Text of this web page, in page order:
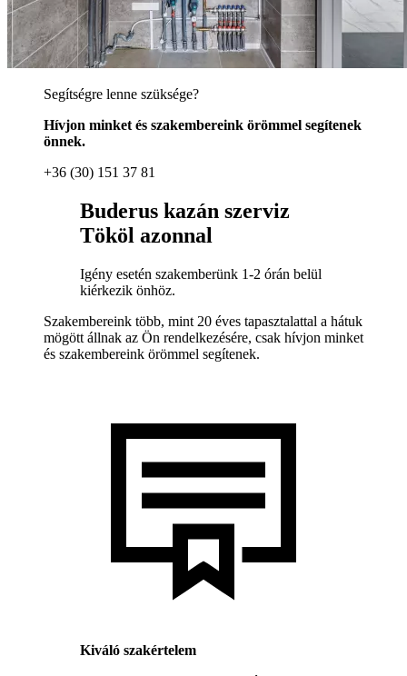
Segítségre lenne szüksége?
Hívjon minket és szakembereink örömmel segítenek
önnek.
+36 (30) 151 37 81
Buderus kazán szerviz
Tököl azonnal
Igény esetén szakemberünk 1-2 órán belül
kiérkezik önhöz.
Szakembereink több, mint 20 éves tapasztalattal a hátuk
mögött állnak az Ön rendelkezésére, csak hívjon minket
és szakembereink örömmel segítenek.
Kiváló szakértelem